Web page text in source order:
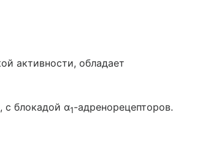
активности, обладает
с блокадой α1-адренорецепторов.